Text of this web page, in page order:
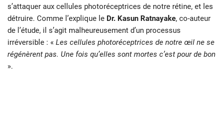
s’attaquer aux cellules photoréceptrices de notre rétine, et les
détruire. Comme l’explique le Dr. Kasun Ratnayake, co-auteur
de l’étude, il s’agit malheureusement d’un processus
irréversible : « Les cellules photoréceptrices de notre œil ne se
régénèrent pas. Une fois qu’elles sont mortes c’est pour de bon
».